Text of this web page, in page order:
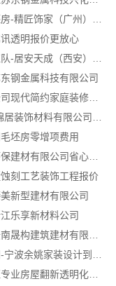
透明报价更放心
钢金属科技有限公司
福建尚艺空间新材料科技有限公司现代简约家庭装修免费设计整体落地
坯房零增项费用
永城新房装修半包，河南璟臻环保建材有限公司省心可靠
刻工艺装饰工程报价
新型建材有限公司
乐享新材料公司
湖南创益讯建筑有限公司雨花区专业房屋翻新透明化施工